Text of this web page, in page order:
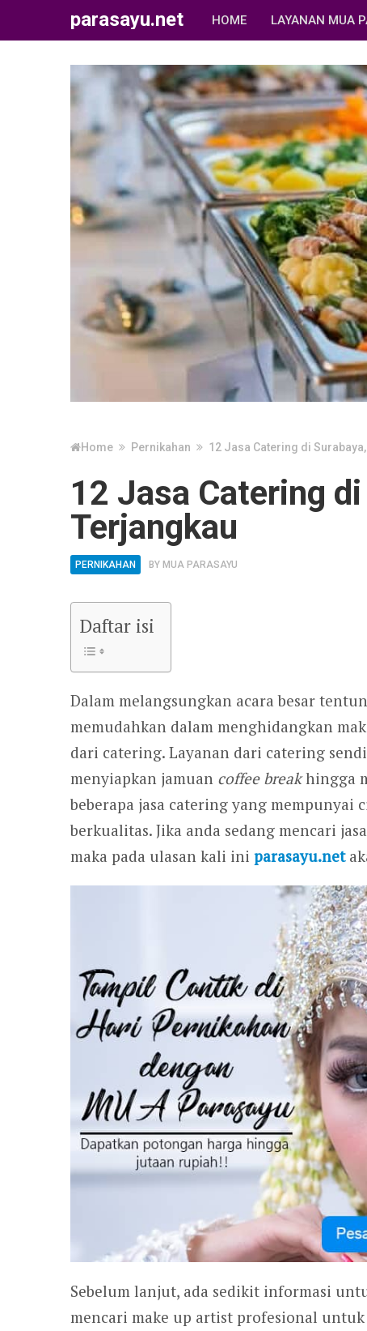
parasayu.net HOME LAYANAN MUA
Home Pernikahan 12 Jasa Catering di
12 Jasa Catering
Terjangkau
PERNIKAHAN BY MUA PARASAYU
Daftar isi
Dalam melangsungkan acara besar
memudahkan dalam menghidangkan
dari catering. Layanan dari catering
menyiapkan jamuan coffee breakhingga
beberapa jasa catering yang mempunyai
berkualitas. Jika anda sedang mencari jasa
maka pada ulasan kali ini parasayu.net
Sebelum lanjut, ada sedikit informasi
mencari make up artist profesional untuk